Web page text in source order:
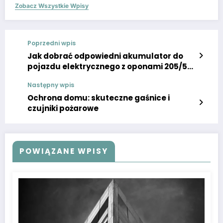
Zobacz Wszystkie Wpisy
Poprzedni wpis
Jak dobrać odpowiedni akumulator do
pojazdu elektrycznego z oponami 205/55
Następny wpis
Ochrona domu: skuteczne gaśnice i
czujniki pożarowe
POWIĄZANE WPISY